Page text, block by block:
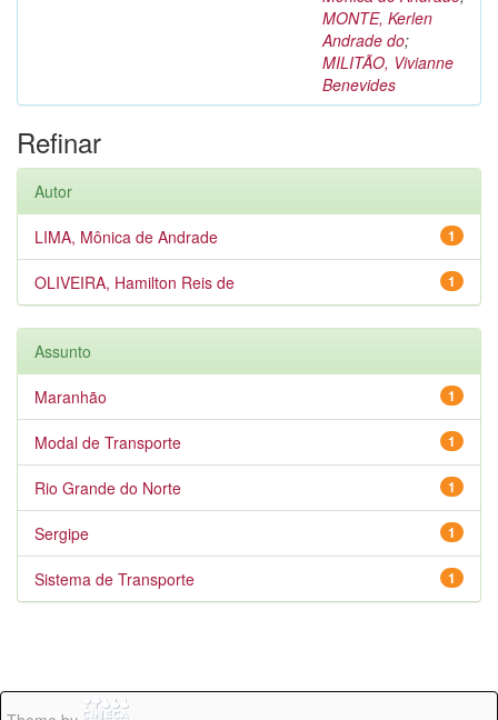
MONTE, Kerlen
Andrade do;
MILITÃO, Vivianne
Benevides
Refinar
Autor
1
LIMA, Mônica de Andrade
1
OLIVEIRA, Hamilton Reis de
Assunto
1
Maranhão
1
Modal de Transporte
1
Rio Grande do Norte
1
Sergipe
1
Sistema de Transporte